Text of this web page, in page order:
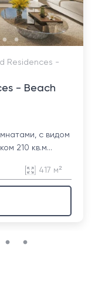
Residences -
- Beach
с видом
210 кв.м...
417 м²